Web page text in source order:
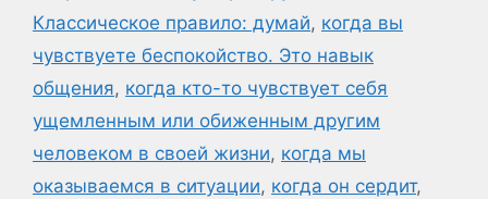
Классическое правило: думай, когда вы
чувствуете беспокойство. Это навык
общения, когда кто-то чувствует себя
ущемленным или обиженным другим
человеком в своей жизни, когда мы
оказываемся в ситуации, когда он сердит,